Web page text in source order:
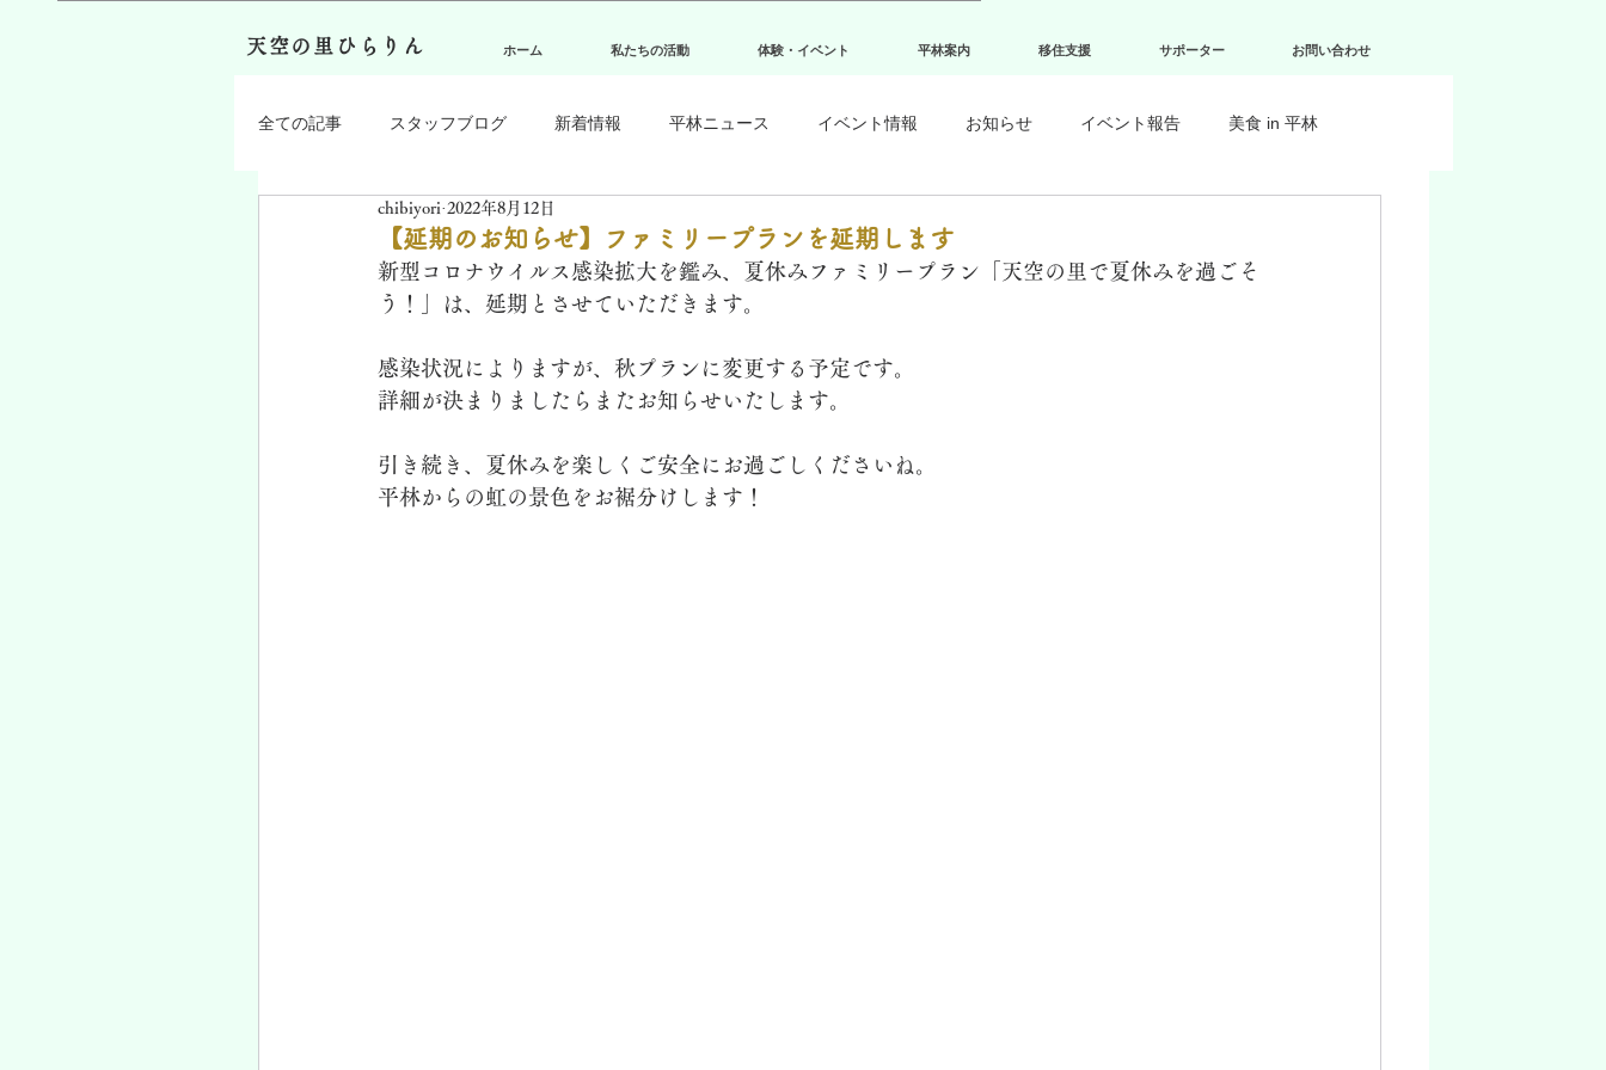
天空の里ひらりん ホーム 私たちの活動 体験・イベント 平林案内 移住支援 サポーター お問い合わせ
全ての記事 スタッフブログ 新着情報 平林ニュース イベント情報 お知らせ イベント報告 美食 in 平林
【延期のお知らせ】ファミリープランを延期します
chibiyori 2022年8月12日
新型コロナウイルス感染拡大を鑑み、夏休みファミリープラン「天空の里で夏休みを過ごそ
う！」は、延期とさせていただきます。
感染状況によりますが、秋プランに変更する予定です。
詳細が決まりましたらまたお知らせいたします。
引き続き、夏休みを楽しくご安全にお過ごしくださいね。
平林からの虹の景色をお裾分けします！